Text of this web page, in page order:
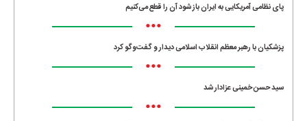
پای نظامی آمریکایی به ایران باز شود آن را قطع می‌کنیم
•••
پزشکیان با رهبر معظم انقلاب اسلامی دیدار و گفت‌وگو کرد
•••
سید حسن خمینی عزادار شد
•••